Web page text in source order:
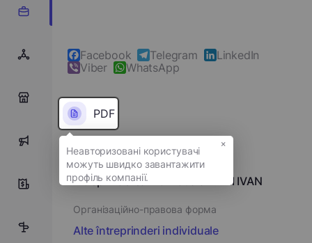
0
5
Facebook Telegram
LinkedIn
Viber
WhatsApp
PDF
Повне ім'я
Întreprinderea Individuală BABII IVAN
Організаційно-правова форма
Alte întreprinderi individuale
×